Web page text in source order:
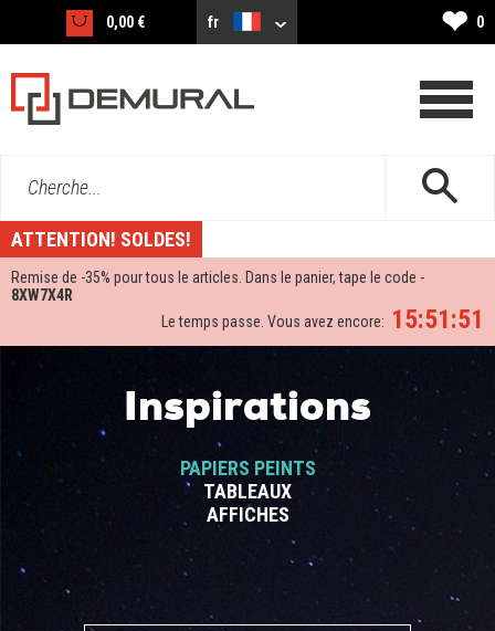
0,00 € fr ❤ 0
Cherche...
ATTENTION! SOLDES!
Remise de -35% pour tous le articles. Dans le panier, tape le code -
8XW7X4R
15:51:51
Le temps passe. Vous avez encore:
Inspirations
PAPIERS PEINTS
TABLEAUX
AFFICHES